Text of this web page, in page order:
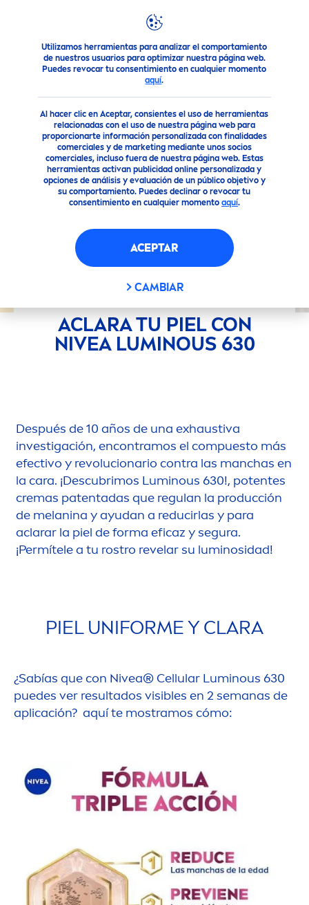
Utilizamos herramientas para analizar el comportamiento
de nuestros usuarios para optimizar nuestra página web.
Puedes revocar tu consentimiento en cualquier momento
aquí.
Al hacer clic en Aceptar, consientes el uso de herramientas
relacionadas con el uso de nuestra página web para
proporcionarte información personalizada con finalidades
comerciales y de marketing mediante unos socios
comerciales, incluso fuera de nuestra página web. Estas
herramientas activan publicidad online personalizada y
opciones de análisis y evaluación de un público objetivo y
su comportamiento. Puedes declinar o revocar tu
consentimiento en cualquier momento aquí.
ACEPTAR
CAMBIAR
Noticias DestacadasNIVEA Reduce manchas en la piel
ACLARA TU PIEL CON
NIVEA LUMINOUS630
Después de 10 años de una exhaustiva
investigación, encontramos el compuesto más
efectivo y revolucionario contra las manchas en
la cara. ¡Descubrimos Luminous 630!, potentes
cremas patentadas que regulan la producción
de melanina y ayudan a reducirlas y para
aclarar la piel de forma eficaz y segura.
¡Permítele a tu rostro revelar su luminosidad!
PIEL UNIFORME Y CLARA
¿Sabías que con Nivea® Cellular Luminous 630
puedes ver resultados visibles en 2 semanas de
aplicación? aquí te mostramos cómo: